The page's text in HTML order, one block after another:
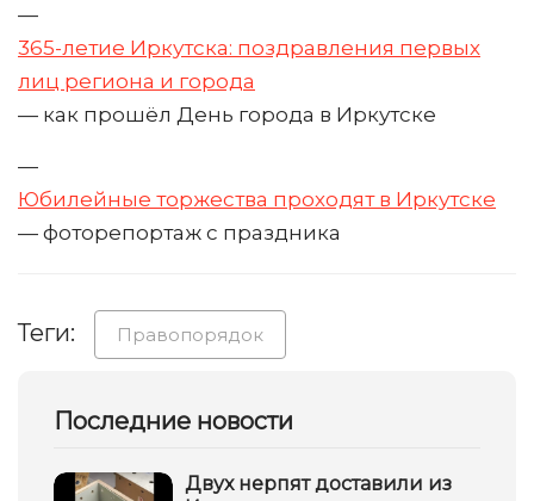
—
365-летие Иркутска: поздравления первых
лиц региона и города
— как прошёл День города в Иркутске
—
Юбилейные торжества проходят в Иркутске
— фоторепортаж с праздника
Теги: Правопорядок
Последние новости
Двух нерпят доставили из